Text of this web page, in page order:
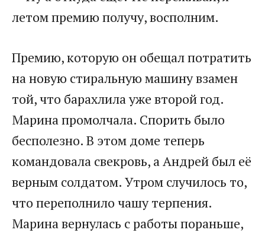
летом премию получу, восполним.
Премию, которую он обещал потратить
на новую стиральную машину взамен
той, что барахлила уже второй год.
Марина промолчала. Спорить было
бесполезно. В этом доме теперь
командовала свекровь, а Андрей был её
верным солдатом. Утром случилось то,
что переполнило чашу терпения.
Марина вернулась с работы пораньше,